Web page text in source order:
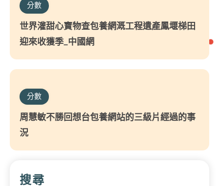
分數
世界灌甜心寶物查包養網溉工程遺產鳳堰梯田
迎來收獲季_中國網
分數
周慧敏不勝回想台包養網站的三級片經過的事
況
搜尋